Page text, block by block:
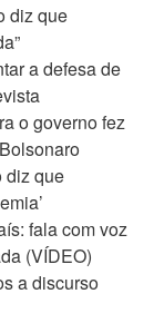
diz que
a defesa de
o governo fez
diz que
fala com voz
(VÍDEO)
a discurso